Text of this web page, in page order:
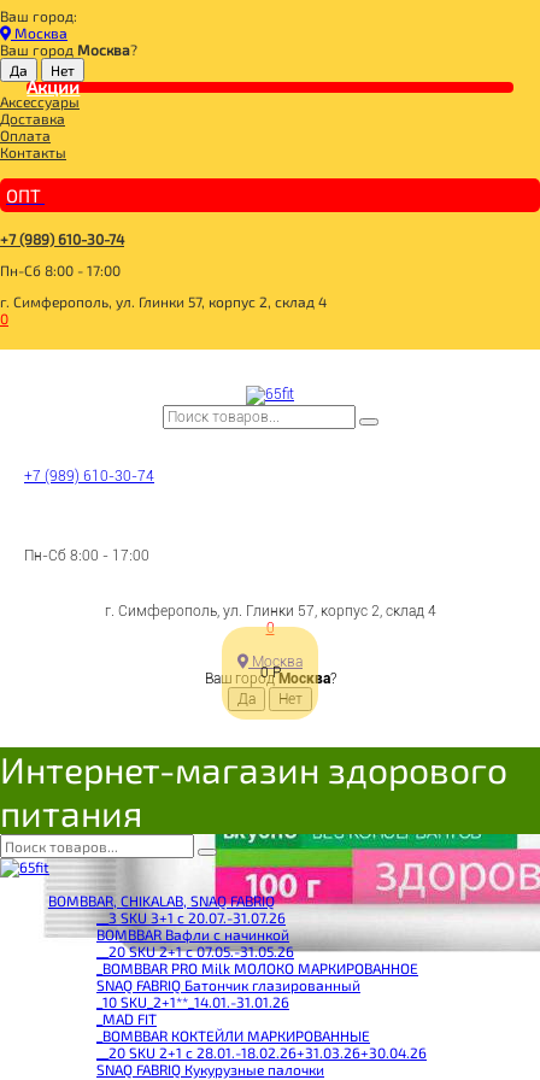
Ваш город:
Москва
Ваш город Москва?
Акции
Аксессуары
Доставка
Оплата
Контакты
ОПТ
+7 (989) 610-30-74
Пн-Сб 8:00 - 17:00
г. Симферополь, ул. Глинки 57, корпус 2, склад 4
0
+7 (989) 610-30-74
Пн-Сб 8:00 - 17:00
г. Симферополь, ул. Глинки 57, корпус 2, склад 4
0
0Р
Москва
Ваш городМосква?
Интернет-магазин здорового
питания
BOMBBAR, CHIKALAB, SNAQ FABRIQ
__3 SKU 3+1 с 20.07.-31.07.26
BOMBBAR Вафли с начинкой
__20 SKU 2+1 с 07.05.-31.05.26
_BOMBBAR PRO Milk МОЛОКО МАРКИРОВАННОЕ
SNAQ FABRIQ Батончик глазированный
_10 SKU_2+1**_14.01.-31.01.26
_MAD FIT
_BOMBBAR КОКТЕЙЛИ МАРКИРОВАННЫЕ
__20 SKU 2+1 с 28.01.-18.02.26+31.03.26+30.04.26
SNAQ FABRIQ Кукурузные палочки
Главная
ДЛЯ ЗДОРОВОГО ПИТАНИЯ
БАКАЛЕЯ
ХЛЕБЦЫ, ХЛЕБ
Di&Di Хлебцы амарантовые с топинамбуром и ламинарией 100г